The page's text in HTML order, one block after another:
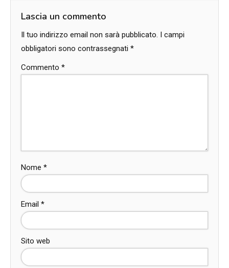
Lascia un commento
Il tuo indirizzo email non sarà pubblicato. I campi
obbligatori sono contrassegnati *
Commento *
Nome *
Email *
Sito web